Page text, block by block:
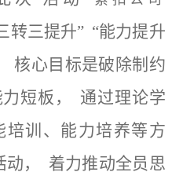
转三提升” “能力提升
核心目标是破除制约
短板，
通过理论学
培训、能力培养等方
动，
着力推动全员思